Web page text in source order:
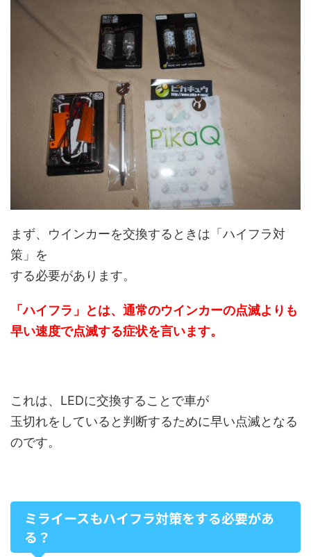
まず、ウインカーを交換するときは「ハイフラ対
策」を
する必要があります。
「ハイフラ」とは、通常のウインカーの点滅よりも
早い速度で点滅する症状を言います。
これは、LEDに交換することで車が
玉切れをしていると判断するために早い点滅となる
のです。
ミライースもハイフラ対策をする必要があ
る？